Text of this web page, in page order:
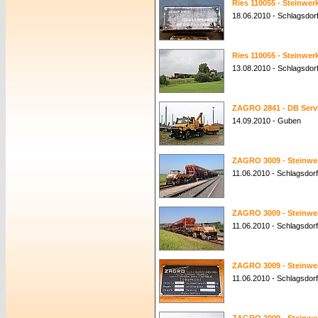
Ries 110055 -
18.06.2010 - Schlagsdorf
Ries 110055 -
13.08.2010 - Schlagsdorf
ZAGRO 2841 - DB
14.09.2010 - Guben
ZAGRO 3009 -
11.06.2010 - Schlagsdorf
ZAGRO 3009 -
11.06.2010 - Schlagsdorf
ZAGRO 3009 -
11.06.2010 - Schlagsdorf